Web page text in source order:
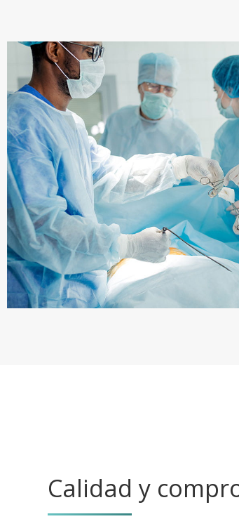
Calidad y